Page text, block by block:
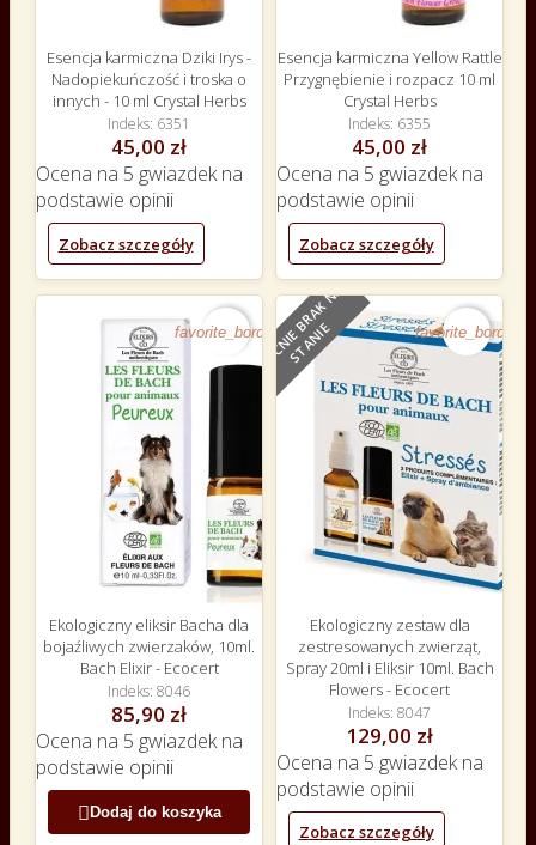
Esencja karmiczna Dziki Irys -
Nadopiekuńczość i troska o
innych - 10 ml Crystal Herbs
Indeks 6351
45,00 zł
Ocena na 5 gwiazdek na
podstawie opinii
Zobacz szczegóły
Esencja karmiczna Yellow Rattle
Przygnębienie i rozpacz 10 ml
Crystal Herbs
Indeks 6355
45,00 zł
Ocena na 5 gwiazdek na
podstawie opinii
Zobacz szczegóły
favorite_border
Ekologiczny eliksir Bacha dla
bojaźliwych zwierzaków, 10ml.
Bach Elixir - Ecocert
Indeks 8046
85,90 zł
Ocena na 5 gwiazdek na
podstawie opinii
 Dodaj do koszyka
O
B
E
C
N
I
E
B
R
A
K
N
A
S
T
A
N
I
E favorite_border
Ekologiczny zestaw dla
zestresowanych zwierząt,
Spray 20ml i Eliksir 10ml. Bach
Flowers - Ecocert
Indeks 8047
129,00 zł
Ocena na 5 gwiazdek na
podstawie opinii
Zobacz szczegóły